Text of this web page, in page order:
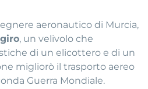
aeronautico di Murcia,
, un velivolo che
di un elicottero e di un
migliorò il trasporto aereo
Guerra Mondiale.